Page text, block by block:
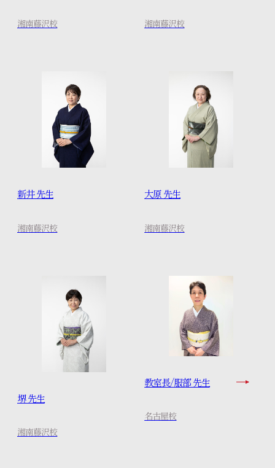
湘南藤沢校 湘南藤沢校
新井 先生
湘南藤沢校
大原 先生
湘南藤沢校
堺 先生
湘南藤沢校
教室長/服部 先生
名古屋校